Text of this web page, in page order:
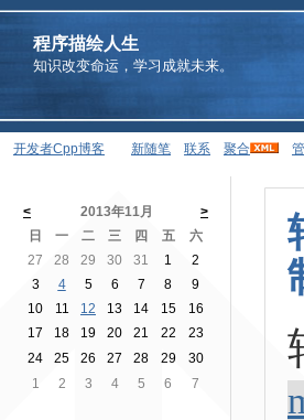
程序描绘人生
知识改变命运，学习成就未来。
开发者Cpp博客 新随笔 联系 聚合
< 2013年11月
>
日
一 二 三 四 五
六
27
28 29 30 31 1
2
3
4 5 6 7 8
9
10
11 12 13 14 15
16
17
18 19 20 21 22
23
24
25 26 27 28 29
30
1
2 3 4 5 6 7